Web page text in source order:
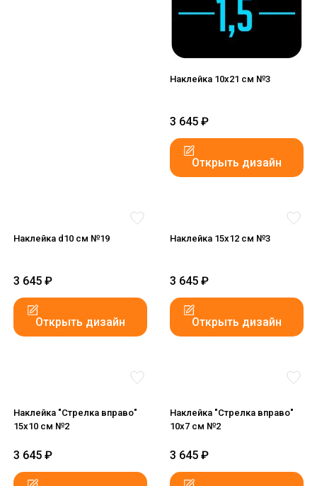
Наклейка 10x21 см №3
3 645 ₽
Открыть дизайн
Наклейка d10 см №19
3 645 ₽
Открыть дизайн
Наклейка 15x12 см №3
3 645 ₽
Открыть дизайн
Наклейка "Стрелка вправо"
15x10 см №2
3 645 ₽
Наклейка "Стрелка вправо"
10x7 см №2
3 645 ₽